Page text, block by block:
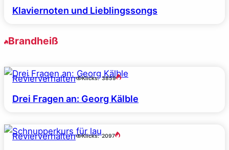
Klaviernoten und Lieblingssongs
Brandheiß
Revierverhalten Klicks: 3859
Drei Fragen an: Georg Kälble
Revierverhalten Klicks: 2097